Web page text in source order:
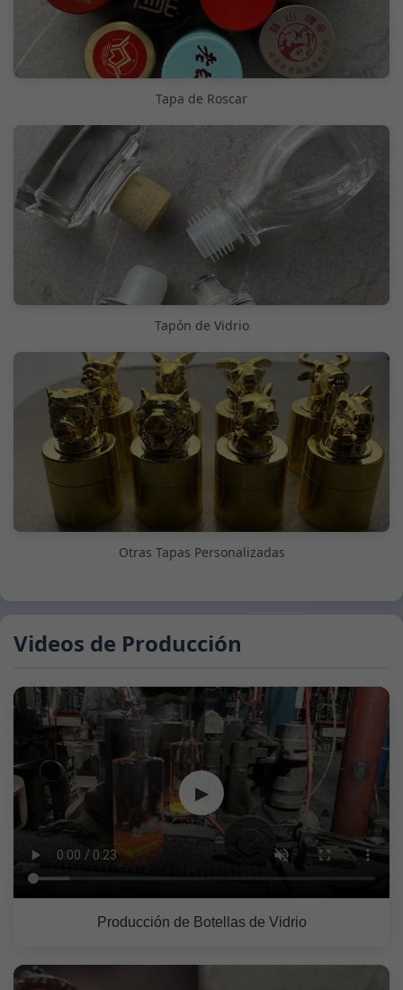
Tapa de Roscar
Tapón de Vidrio
Otras Tapas Personalizadas
Videos de Producción
▶
Producción de Botellas de Vidrio